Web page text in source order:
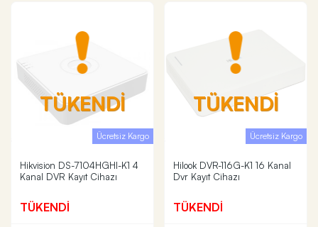
TÜKENDİ
Ücretsiz Kargo
Hikvision DS-7104HGHI-K1 4
Kanal DVR Kayıt Cihazı
TÜKENDİ
TÜKENDİ
Ücretsiz Kargo
Hilook DVR-116G-K1 16 Kanal
Dvr Kayıt Cihazı
TÜKENDİ